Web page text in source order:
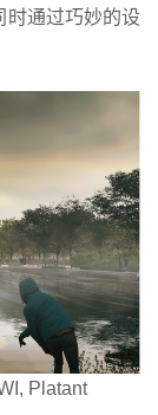
时通过巧妙的设
Platant